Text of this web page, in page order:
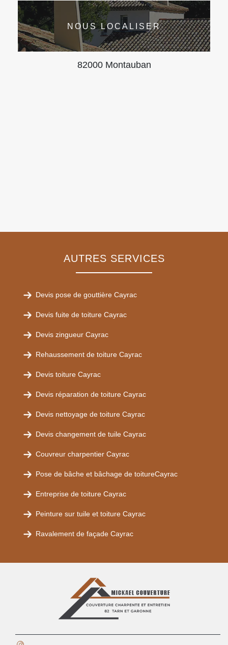
NOUS LOCALISER
82000 Montauban
AUTRES SERVICES
Devis pose de gouttière Cayrac
Devis fuite de toiture Cayrac
Devis zingueur Cayrac
Rehaussement de toiture Cayrac
Devis toiture Cayrac
Devis réparation de toiture Cayrac
Devis nettoyage de toiture Cayrac
Devis changement de tuile Cayrac
Couvreur charpentier Cayrac
Pose de bâche et bâchage de toitureCayrac
Entreprise de toiture Cayrac
Peinture sur tuile et toiture Cayrac
Ravalement de façade Cayrac